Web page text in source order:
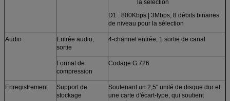
la sélection
D1 : 800Kbps | 3Mbps, 8 débits binaires
de niveau pour la sélection
Audio
Entrée audio,
sortie
4-channel entrée, 1 sortie de canal
Format de
compression
Codage G.726
Enregistrement
Support de
stockage
Soutenant un 2,5" unité de disque dur et
une carte d'écart-type, qui soutient